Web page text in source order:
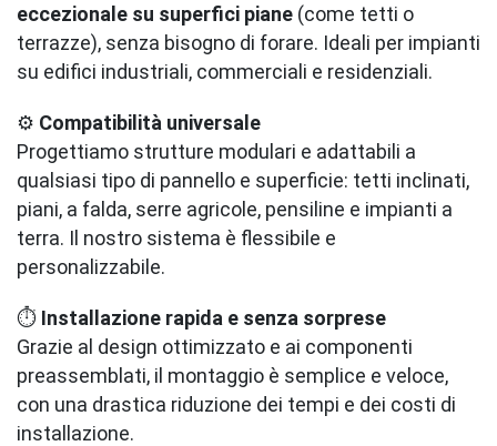
eccezionale su superfici piane (come tetti o
terrazze), senza bisogno di forare. Ideali per impianti
su edifici industriali, commerciali e residenziali.
⚙️ Compatibilità universale
Progettiamo strutture modulari e adattabili a
qualsiasi tipo di pannello e superficie: tetti inclinati,
piani, a falda, serre agricole, pensiline e impianti a
terra. Il nostro sistema è flessibile e
personalizzabile.
⏱️ Installazione rapida e senza sorprese
Grazie al design ottimizzato e ai componenti
preassemblati, il montaggio è semplice e veloce,
con una drastica riduzione dei tempi e dei costi di
installazione.